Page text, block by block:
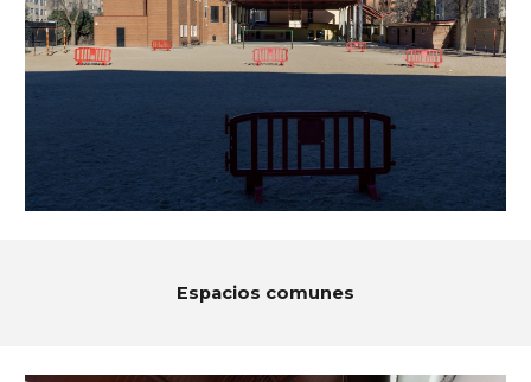
Espacios comunes